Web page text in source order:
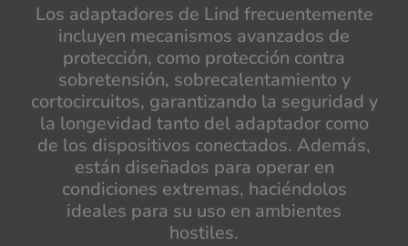
Los adaptadores de Lind frecuentemente
incluyen mecanismos avanzados de
protección, como protección contra
sobretensión, sobrecalentamiento y
cortocircuitos, garantizando la seguridad y
la longevidad tanto del adaptador como
de los dispositivos conectados. Además,
están diseñados para operar en
condiciones extremas, haciéndolos
ideales para su uso en ambientes
hostiles.